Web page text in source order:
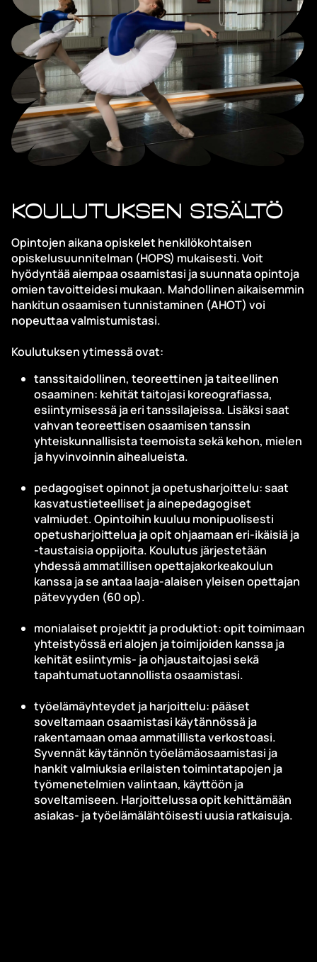
Koulutuksen sisältö
Opintojen aikana opiskelet henkilökohtaisen
opiskelusuunnitelman (HOPS) mukaisesti. Voit
hyödyntää aiempaa osaamistasi ja suunnata opintoja
omien tavoitteidesi mukaan. Mahdollinen aikaisemmin
hankitun osaamisen tunnistaminen (AHOT) voi
nopeuttaa valmistumistasi.
Koulutuksen ytimessä ovat:
tanssitaidollinen, teoreettinen ja taiteellinen
osaaminen: kehität taitojasi koreografiassa,
esiintymisessä ja eri tanssilajeissa. Lisäksi saat
vahvan teoreettisen osaamisen tanssin
yhteiskunnallisista teemoista sekä kehon, mielen
ja hyvinvoinnin aihealueista.
pedagogiset opinnot ja opetusharjoittelu: saat
kasvatustieteelliset ja ainepedagogiset
valmiudet. Opintoihin kuuluu monipuolisesti
opetusharjoittelua ja opit ohjaamaan eri-ikäisiä ja
-taustaisia oppijoita. Koulutus järjestetään
yhdessä ammatillisen opettajakorkeakoulun
kanssa ja se antaa laaja-alaisen yleisen opettajan
pätevyyden (60 op).
monialaiset projektit ja produktiot: opit toimimaan
yhteistyössä eri alojen ja toimijoiden kanssa ja
kehität esiintymis- ja ohjaustaitojasi sekä
tapahtumatuotannollista osaamistasi.
työelämäyhteydet ja harjoittelu: pääset
soveltamaan osaamistasi käytännössä ja
rakentamaan omaa ammatillista verkostoasi.
Syvennät käytännön työelämäosaamistasi ja
hankit valmiuksia erilaisten toimintatapojen ja
työmenetelmien valintaan, käyttöön ja
soveltamiseen. Harjoittelussa opit kehittämään
asiakas- ja työelämälähtöisesti uusia ratkaisuja.